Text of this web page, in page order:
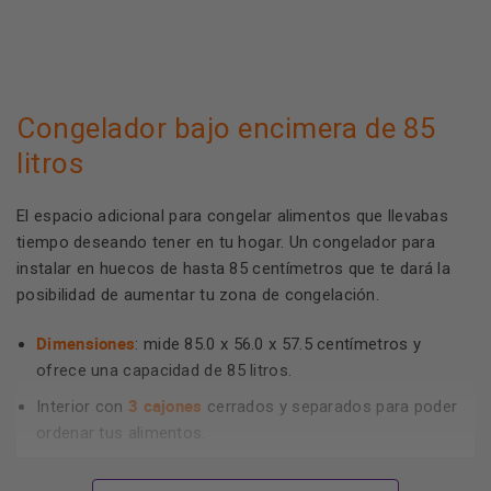
Congelador bajo encimera de 85
litros
El espacio adicional para congelar alimentos que llevabas
tiempo deseando tener en tu hogar. Un congelador para
instalar en huecos de hasta 85 centímetros que te dará la
posibilidad de aumentar tu zona de congelación.
Dimensiones: mide 85.0 x 56.0 x 57.5 centímetros y
ofrece una capacidad de 85 litros.
Interior con 3 cajones cerrados y separados para poder
ordenar tus alimentos.